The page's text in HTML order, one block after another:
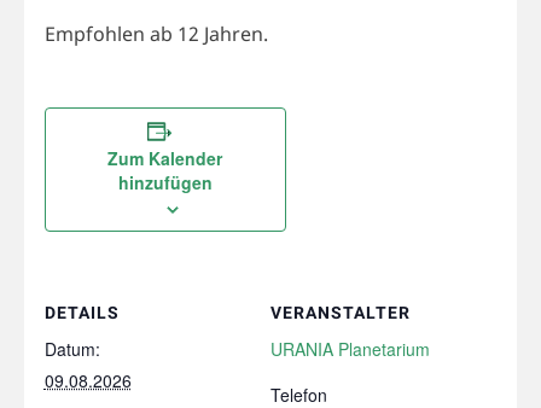
Empfohlen ab 12 Jahren.
Zum Kalender
hinzufügen
DETAILS
Datum:
09.08.2026
VERANSTALTER
URANIA Planetarium
Telefon